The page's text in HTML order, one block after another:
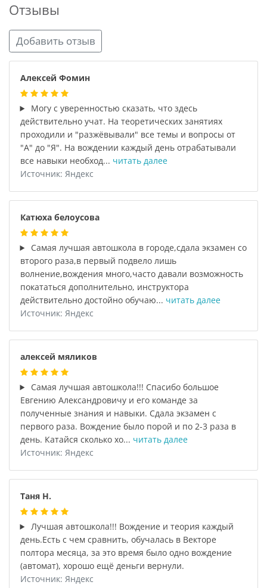
Отзывы
Добавить отзыв
Алексей Фомин
Могу с уверенностью сказать, что здесь
действительно учат. На теоретических занятиях
проходили и "разжёвывали" все темы и вопросы от
"А" до "Я". На вождении каждый день отрабатывали
все навыки необход... читать далее
Источник: Яндекс
Катюха белоусова
Самая лучшая автошкола в городе,сдала экзамен со
второго раза,в первый подвело лишь
волнение,вождения много,часто давали возможность
покататься дополнительно, инструктора
действительно достойно обучаю... читать далее
Источник: Яндекс
алексей мяликов
Самая лучшая автошкола!!! Спасибо большое
Евгению Александровичу и его команде за
полученные знания и навыки. Сдала экзамен с
первого раза. Вождение было порой и по 2-3 раза в
день. Катайся сколько хо... читать далее
Источник: Яндекс
Таня Н.
Лучшая автошкола!!! Вождение и теория каждый
день.Есть с чем сравнить, обучалась в Векторе
полтора месяца, за это время было одно вождение
(автомат), хорошо ещё деньги вернули.
Источник: Яндекс